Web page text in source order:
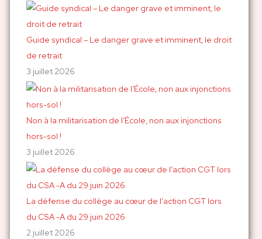
Guide syndical – Le danger grave et imminent, le droit
de retrait
3 juillet 2026
Non à la militarisation de l’École, non aux injonctions
hors-sol !
3 juillet 2026
La défense du collège au cœur de l’action CGT lors
du CSA -A du 29 juin 2026
2 juillet 2026